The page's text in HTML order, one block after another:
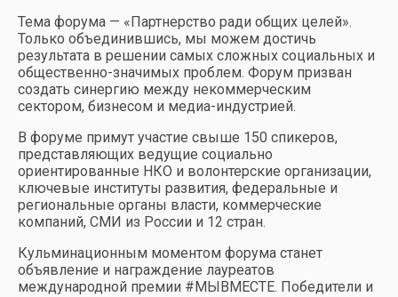
Тема форума — «Партнерство ради общих целей».
Только объединившись, мы можем достичь
результата в решении самых сложных социальных и
общественно-значимых проблем. Форум призван
создать синергию между некоммерческим
сектором, бизнесом и медиа-индустрией.
В форуме примут участие свыше 150 спикеров,
представляющих ведущие социально
ориентированные НКО и волонтерские организации,
ключевые институты развития, федеральные и
региональные органы власти, коммерческие
компаний, СМИ из России и 12 стран.
Кульминационным моментом форума станет
объявление и награждение лауреатов
международной премии #МЫВМЕСТЕ. Победители и